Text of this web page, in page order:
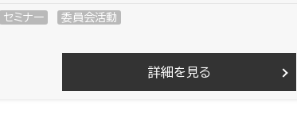
セミナー 委員会活動
詳細を見る